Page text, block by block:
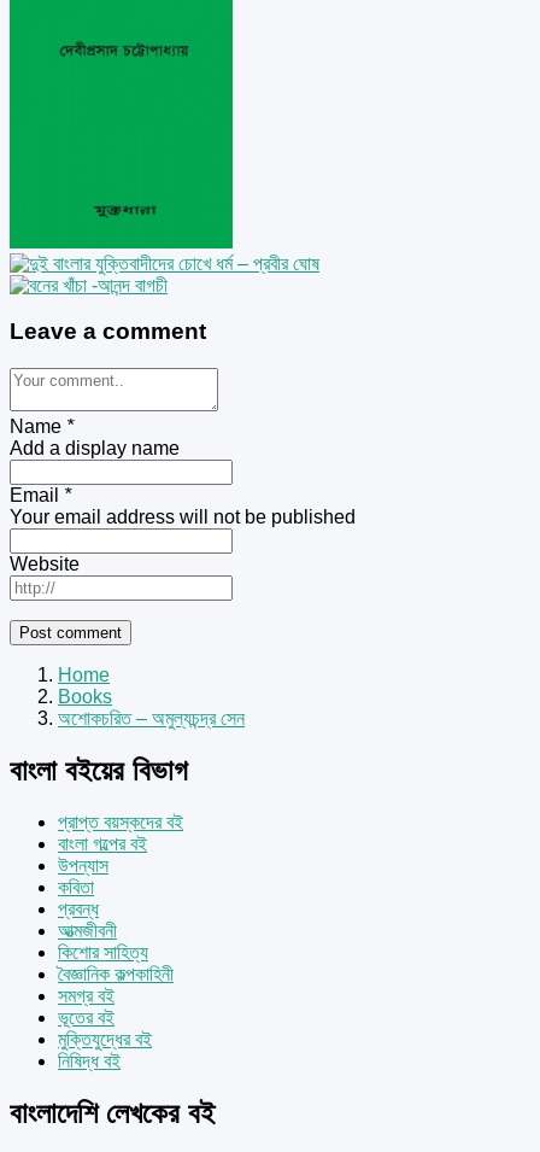
Leave a comment
Name *
Add a display name
Email *
Your email address will not be published
Website
Home
Books
অশোকচরিত – অমুল্যচন্দ্র সেন
বাংলা বইয়ের বিভাগ
প্রাপ্ত বয়স্কদের বই
বাংলা গল্পের বই
উপন্যাস
কবিতা
প্রবন্ধ
আত্মজীবনী
কিশোর সাহিত্য
বৈজ্ঞানিক কল্পকাহিনী
সমগ্র বই
ভূতের বই
মুক্তিযুদ্ধের বই
নিষিদ্ধ বই
বাংলাদেশি লেখকের বই